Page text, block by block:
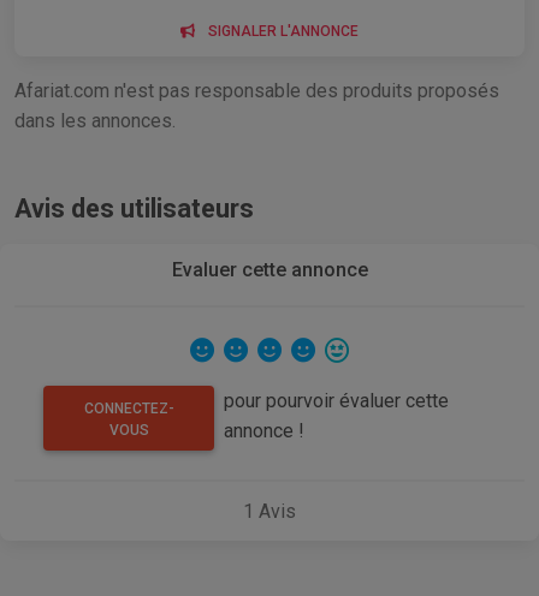
SIGNALER L'ANNONCE
Afariat.com n'est pas responsable des produits proposés
dans les annonces.
Avis des utilisateurs
Evaluer cette annonce
CONNECTEZ-
VOUS
pour pourvoir évaluer cette
annonce !
1 Avis